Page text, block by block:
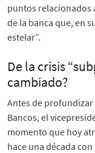
puntos relacionados
de la banca que, en
estelar”.
De la crisis
cambiado?
Antes de profundizar
Bancos, el
momento que hoy
hace una década